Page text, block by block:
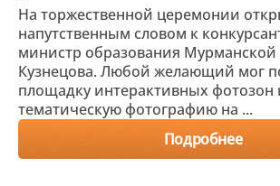
На торжественной церемонии
напутственным словом к
министр образования Мурманской
Кузнецова. Любой желающий мог
площадку интерактивных фотозон
тематическую фотографию на ...
Подробнее